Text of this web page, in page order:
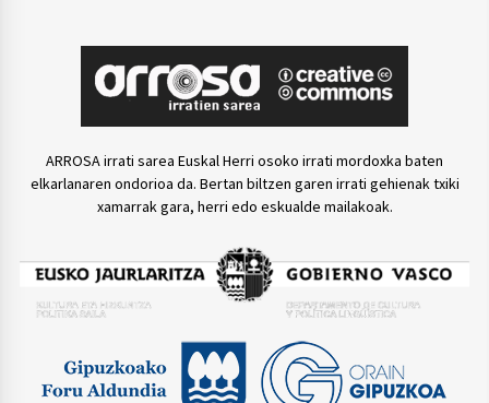
ARROSA irrati sarea Euskal Herri osoko irrati mordoxka baten
elkarlanaren ondorioa da. Bertan biltzen garen irrati gehienak txiki
xamarrak gara, herri edo eskualde mailakoak.